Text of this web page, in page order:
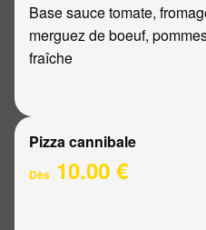
Base sauce tomate,
merguez de boeuf,
fraîche
Pizza cannibale
Dès 10.00 €